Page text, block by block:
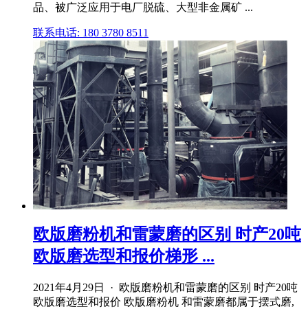
品、被广泛应用于电厂脱硫、大型非金属矿 ...
联系电话: 180 3780 8511
欧版磨粉机和雷蒙磨的区别 时产20吨
欧版磨选型和报价梯形 ...
2021年4月29日 · 欧版磨粉机和雷蒙磨的区别 时产20吨
欧版磨选型和报价 欧版磨粉机 和雷蒙磨都属于摆式磨,